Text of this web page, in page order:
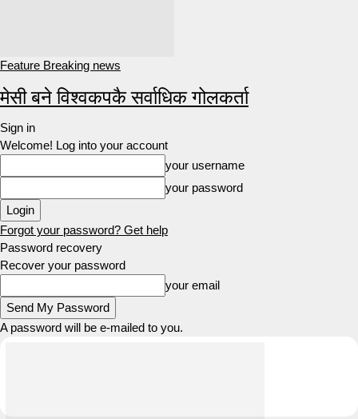
Feature Breaking news
मेसी बने विश्वकपकै सर्वाधिक गोलकर्ता
Sign in
Welcome! Log into your account
your username
your password
Forgot your password? Get help
Password recovery
Recover your password
your email
A password will be e-mailed to you.